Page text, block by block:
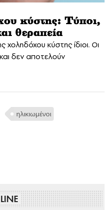
κύστης: Τύποι,
θεραπεία
χοληδόχου κύστης ίδιοι. Οι
δεν αποτελούν
ηλικιωμένοι